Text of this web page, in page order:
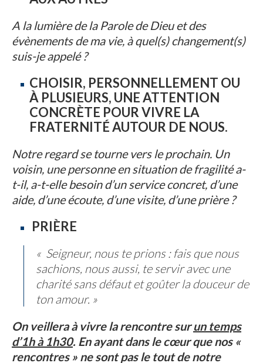
A la lumière de la Parole de Dieu et des
évènements de ma vie, à quel(s) changement(s)
suis-je appelé ?
CHOISIR, PERSONNELLEMENT OU
À PLUSIEURS, UNE ATTENTION
CONCRÈTE POUR VIVRE LA
FRATERNITÉ AUTOUR DE NOUS.
Notre regard se tourne vers le prochain. Un
voisin, une personne en situation de fragilité a-
t-il, a-t-elle besoin d’un service concret, d’une
aide, d’une écoute, d’une visite, d’une prière ?
PRIÈRE
« Seigneur, nous te prions : fais que nous
sachions, nous aussi, te servir avec une
charité sans défaut et goûter la douceur de
ton amour. »
On veillera à vivre la rencontre surun temps
d’1h à 1h30. En ayant dans le cœur que nos «
rencontres » ne sont pas le tout de notre